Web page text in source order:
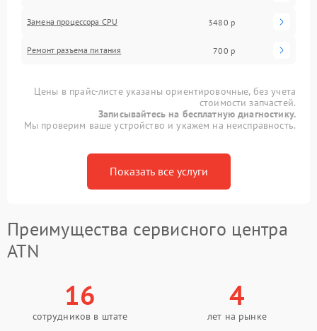
Замена процессора CPU 3480 р
Ремонт разъема питания 700 р
Цены в прайс-листе указаны ориентировочные, без учета
стоимости запчастей.
Записывайтесь на бесплатную диагностику.
Мы проверим ваше устройство и укажем на неисправность.
Показать все услуги
Преимущества сервисного центра
ATN
16
сотрудников в штате
4
лет на рынке